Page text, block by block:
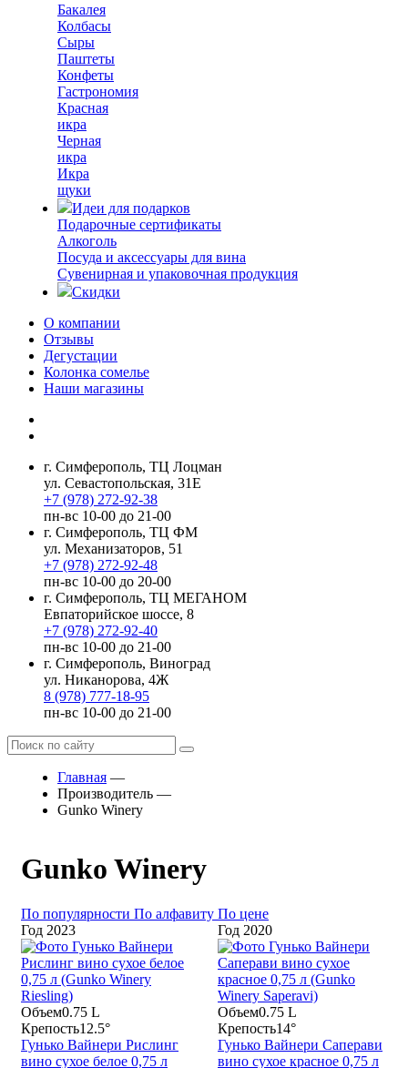
Бакалея
Колбасы
Сыры
Паштеты
Конфеты
Гастрономия
Красная
икра
Черная
икра
Икра
щуки
Идеи для подарков
Подарочные сертификаты
Алкоголь
Посуда и аксессуары для вина
Сувенирная и упаковочная продукция
Скидки
О компании
Отзывы
Дегустации
Колонка сомелье
Наши магазины
г. Симферополь, ТЦ Лоцман
ул. Севастопольская, 31Е
+7 (978) 272-92-38
пн-вс 10-00 до 21-00
г. Симферополь, ТЦ ФМ
ул. Механизаторов, 51
+7 (978) 272-92-48
пн-вс 10-00 до 20-00
г. Симферополь, ТЦ МЕГАНОМ
Евпаторийское шоссе, 8
+7 (978) 272-92-40
пн-вс 10-00 до 21-00
г. Симферополь, Виноград
ул. Никанорова, 4Ж
8 (978) 777-18-95
пн-вс 10-00 до 21-00
Главная —
Производитель —
Gunko Winery
Gunko Winery
По популярности По алфавиту По цене
Год 2023
Объем0.75 L
Крепость12.5°
Гунько Вайнери Рислинг
вино сухое белое 0,75 л
Год 2020
Объем0.75 L
Крепость14°
Гунько Вайнери Саперави
вино сухое красное 0,75 л